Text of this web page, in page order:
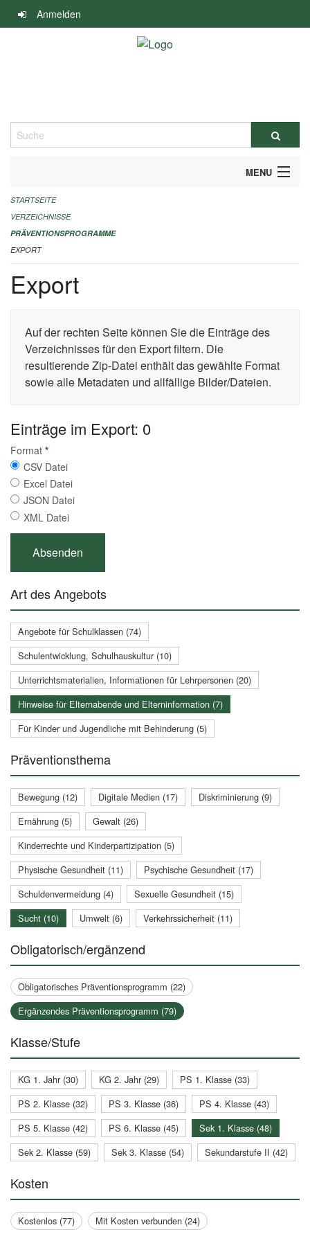
Navigation
überspringen
Anmelden
Suche
MENU
DURCHFÜHRUNG UND FINANZIERUNG
IMPRESSUM
STARTSEITE
VERZEICHNISSE
PRÄVENTIONSPROGRAMME
EXPORT
Export
Auf der rechten Seite können Sie die Einträge des
Verzeichnisses für den Export filtern. Die
resultierende Zip-Datei enthält das gewählte Format
sowie alle Metadaten und allfällige Bilder/Dateien.
Einträge im Export: 0
Format *
CSV Datei
Excel Datei
JSON Datei
XML Datei
Art des Angebots
Angebote für Schulklassen (74)
Schulentwicklung, Schulhauskultur (10)
Unterrichtsmaterialien, Informationen für Lehrpersonen (20)
Hinweise für Elternabende und Elterninformation (7)
Für Kinder und Jugendliche mit Behinderung (5)
Präventionsthema
Bewegung (12) Digitale Medien (17)
Diskriminierung (9)
Ernährung (5)
Gewalt (26)
Kinderrechte und Kinderpartizipation (5)
Physische Gesundheit (11)
Psychische Gesundheit (17)
Schuldenvermeidung (4)
Sexuelle Gesundheit (15)
Sucht (10)
Umwelt (6) Verkehrssicherheit (11)
Obligatorisch/ergänzend
Obligatorisches Präventionsprogramm (22)
Ergänzendes Präventionsprogramm (79)
Klasse/Stufe
KG 1. Jahr (30) KG 2. Jahr (29)
PS 1. Klasse (33)
PS 2. Klasse (32)
PS 3. Klasse (36)
PS 4. Klasse (43)
PS 5. Klasse (42)
PS 6. Klasse (45)
Sek 1. Klasse (48)
Sek 2. Klasse (59)
Sek 3. Klasse (54) Sekundarstufe II (42)
Kosten
Kostenlos (77) Mit Kosten verbunden (24)